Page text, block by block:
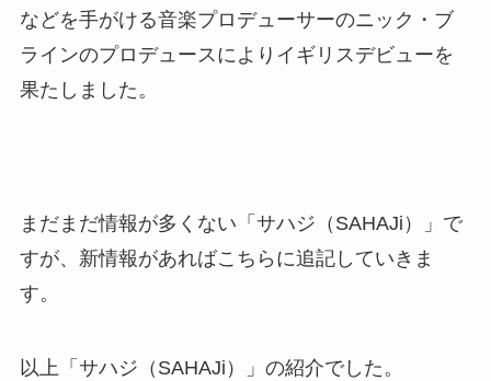
などを手がける音楽プロデューサーのニック・ブ
ラインのプロデュースによりイギリスデビューを
果たしました。
まだまだ情報が多くない「サハジ（SAHAJi）」で
すが、新情報があればこちらに追記していきま
す。
以上「サハジ（SAHAJi）」の紹介でした。